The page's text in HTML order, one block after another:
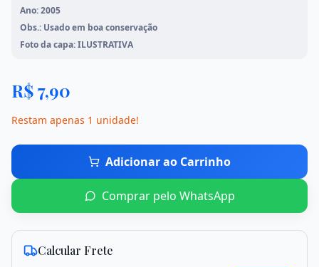
Início
Promoções
Criar conta Entrar
Ano: 2005
Obs.: Usado em boa conservação
Foto da capa: ILUSTRATIVA
R$7,90
Restam apenas 1 unidade!
Adicionar ao Carrinho
Comprar pelo WhatsApp
Calcular Frete